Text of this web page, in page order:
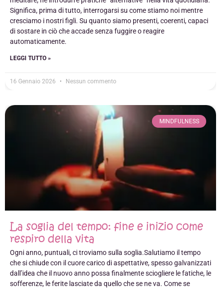
Significa, prima di tutto, interrogarsi su come stiamo noi mentre
cresciamo i nostri figli. Su quanto siamo presenti, coerenti, capaci
di sostare in ciò che accade senza fuggire o reagire
automaticamente.
LEGGI TUTTO »
16 Gennaio 2026 Nessun commento
MINDFULNESS
La soglia del tempo: fine e inizio come
respiro della vita
Ogni anno, puntuali, ci troviamo sulla soglia.Salutiamo il tempo
che si chiude con il cuore carico di aspettative, spesso galvanizzati
dall’idea che il nuovo anno possa finalmente sciogliere le fatiche, le
sofferenze, le ferite lasciate da quello che se ne va. Come se